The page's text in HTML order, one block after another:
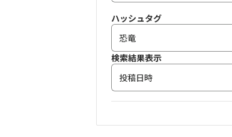
ハッシュタグ
検索結果表示
投稿日時